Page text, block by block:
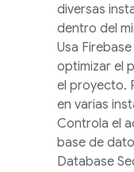
diversas
dentro del
Usa
optimizar el
el proyecto.
en varias
Controla el
base de
Database